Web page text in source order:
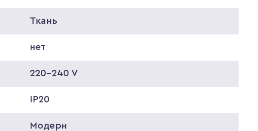
Ткань
нет
220-240 V
IP20
Модерн